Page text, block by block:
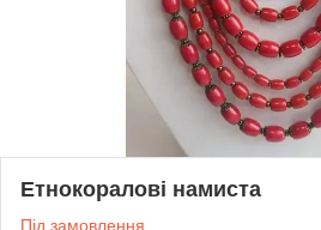
Етнокоралові намиста
Під замовлення